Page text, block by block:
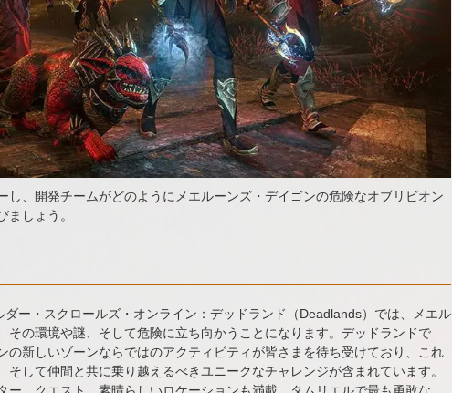
し、開発チームがどのようにメエルーンズ・デイゴンの危険なオブリビオン
しょう。
ー・スクロールズ・オンライン：デッドランド（Deadlands）では、メエル
その環境や謎、そして危険に立ち向かうことになります。デッドランドで
の新しいゾーンならではのアクティビティが皆さまを待ち受けており、これ
して仲間と共に乗り越えるべきユニークなチャレンジが含まれています。